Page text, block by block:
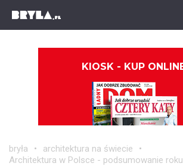
KIOSK - KUP
bryła
architektura na świecie
Architektura w Polsce - podsumowanie